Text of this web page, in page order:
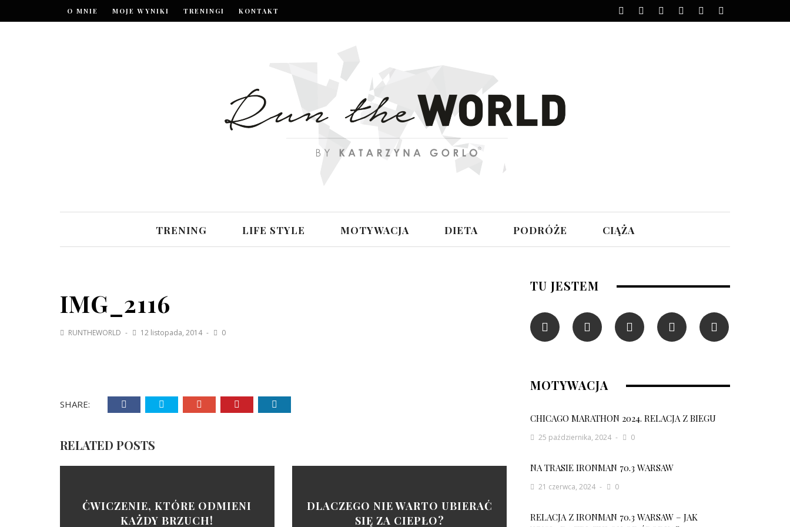
O MNIE MOJE WYNIKI TRENINGI KONTAKT
TRENING LIFE STYLE MOTYWACJA DIETA PODRÓŻE CIĄŻA
IMG_2116
RUNTHEWORLD 12 listopada, 2014 0
SHARE:
RELATED POSTS
ĆWICZENIE, KTÓRE ODMIENI
KAŻDY BRZUCH!
DLACZEGO NIE WARTO UBIERAĆ
SIĘ ZA CIEPŁO?
TU JESTEM
MOTYWACJA
CHICAGO MARATHON 2024. RELACJA Z BIEGU
25 października, 2024 0
NA TRASIE IRONMAN 70.3 WARSAW
21 czerwca, 2024 0
RELACJA Z IRONMAN 70.3 WARSAW – JAK